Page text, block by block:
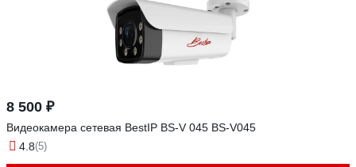
8 500 ₽
Видеокамера сетевая BestIP BS-V 045 BS-V045
4.8(5)